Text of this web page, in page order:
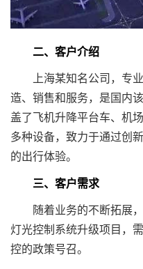
二、客户介绍
上海某知名公司，专业
造、销售和服务，是国内
盖了飞机升降平台车、机
多种设备，致力于通过创
的出行体验。
三、客户需求
随着业务的不断拓展，
灯光控制系统升级项目，
控的政策号召。